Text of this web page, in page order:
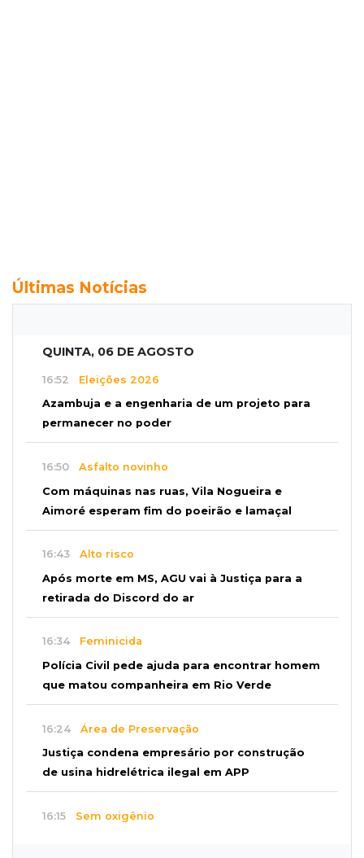
Últimas Notícias
QUINTA, 06 DE AGOSTO
16:52 Eleições 2026
Azambuja e a engenharia de um projeto para
permanecer no poder
16:50 Asfalto novinho
Com máquinas nas ruas, Vila Nogueira e
Aimoré esperam fim do poeirão e lamaçal
16:43 Alto risco
Após morte em MS, AGU vai à Justiça para a
retirada do Discord do ar
16:34 Feminicida
Polícia Civil pede ajuda para encontrar homem
que matou companheira em Rio Verde
16:24 Área de Preservação
Justiça condena empresário por construção
de usina hidrelétrica ilegal em APP
16:15 Sem oxigênio